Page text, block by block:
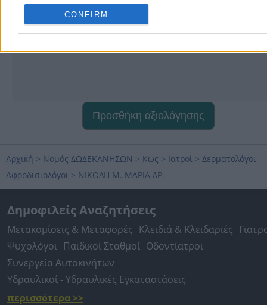
CONFIRM
Προσθήκη αξιολόγησης
Αρχική > Νομός ΔΩΔΕΚΑΝΗΣΩΝ > Κως > Ιατροί > Δερματολόγοι -
Αφροδισιολόγοι > ΝΙΚΟΛΗ Μ. ΜΑΡΙΑ ΔΡ.
Δημοφιλείς Αναζητήσεις
Μετακομίσεις & Μεταφορές Κλειδιά & Κλειδαριές
Ψυχολόγοι Παιδικοί Σταθμοί Οδοντίατροι
Συνεργεία Αυτοκινήτων
Υδραυλικοί - Υδραυλικές Εγκαταστάσεις
περισσότερα >>